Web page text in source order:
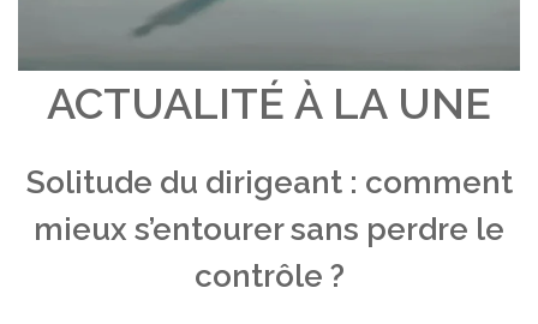
ACTUALITÉ À LA UNE
Solitude du dirigeant : comment
mieux s’entourer sans perdre le
contrôle ?